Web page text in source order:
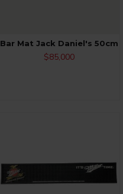
Bar Mat Jack Daniel's 50cm
$85,000